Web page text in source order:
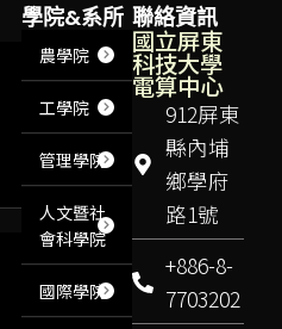
聯絡資訊
國立屏東
科技大學
電算中心
912屏東
縣內埔
鄉學府
路1號
+886-8-
7703202
學院&系所
農學院
工學院
管理學院
人文暨社
會科學院
國際學院